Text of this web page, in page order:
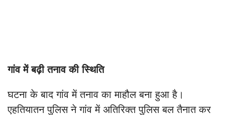
गांव में बढ़ी तनाव की स्थिति
घटना के बाद गांव में तनाव का माहौल बना हुआ है।
एहतियातन पुलिस ने गांव में अतिरिक्त पुलिस बल तैनात कर